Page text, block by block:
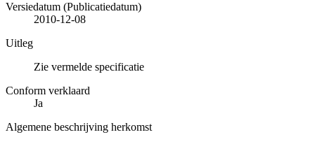
Versiedatum (Publicatiedatum)
2010-12-08
Uitleg
Zie vermelde specificatie
Conform verklaard
Ja
Algemene beschrijving herkomst